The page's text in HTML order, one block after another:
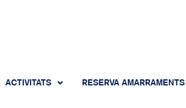
ACTIVITATS RESERVA AMARRAMENTS